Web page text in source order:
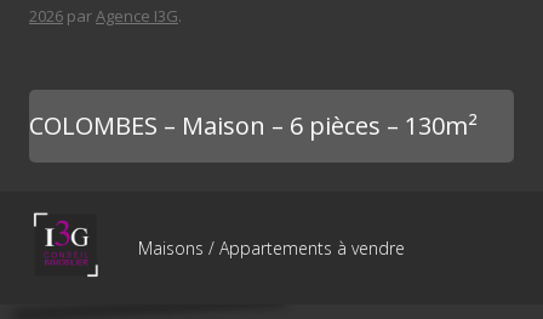
2026 parAgence I3G.
COLOMBES – Maison – 6 pièces – 130m²
Maisons / Appartements à vendre